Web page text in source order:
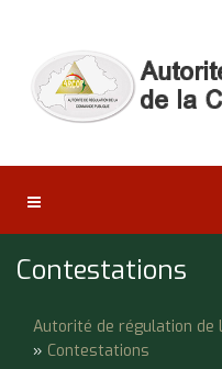
Contestations
Autorité de régulation de
» Contestations